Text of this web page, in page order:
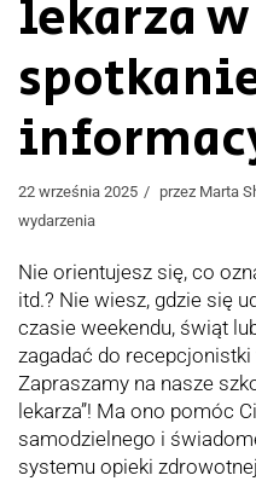
lekarza
22 września 2025 przez Marta
wydarzenia
Nie orientujesz się, co
itd.? Nie wiesz, gdzie się
czasie weekendu, świąt
zagadać do
Zapraszamy na nasze
lekarza”! Ma ono pomóc
samodzielnego i
systemu opieki